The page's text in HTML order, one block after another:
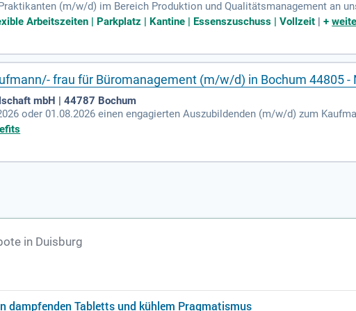
(m/w/d) im Bereich Produktion und Qualitätsmanagement an
Aufgaben umfassen die Unterstützung bei der Erstellung und Pflege
an der Optimierung unserer Produktionsprozesse mitwirken.
mit unseren Kolleg:innen im Labor. Diese Praktikumsstelle ist für
Unterschied in der Welt der Pharmazie und Naturwissenschaften.
Arbeitszeiten | Parkplatz | Kantine | Essenszuschuss | Vollzeit |+
frau für Büromanagement (m/w/d) in Bochum 44805 -
mbH | 44787 Bochum
oder 01.08.2026 einen engagierten Auszubildenden (m/w/d) zum
Position erwarten Sie kaufmännische Aufgaben in
führen den Schriftverkehr. Die Personalsachbearbeitung, einschließlich der
gehört ebenfalls zu Ihrem Tätigkeitsbereich. Voraussetzung
in Duisburg
dampfenden Tabletts und kühlem Pragmatismus